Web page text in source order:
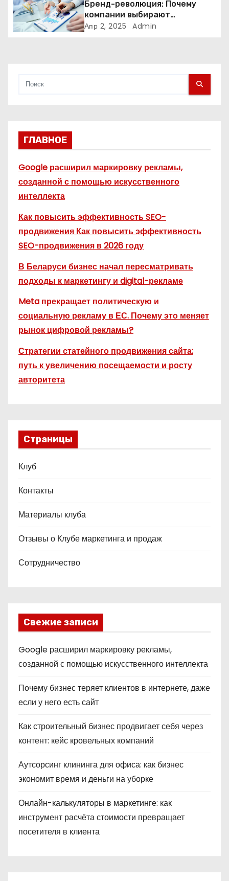
с
Бренд-революция: Почему
компании выбирают
адаптивные логотипы?
Апр 2, 2025 Admin
ГЛАВНОЕ
Google расширил маркировку рекламы,
созданной с помощью искусственного
интеллекта
Как повысить эффективность SEO-
продвижения Как повысить эффективность
SEO-продвижения в 2026 году
В Беларуси бизнес начал пересматривать
подходы к маркетингу и digital-рекламе
Meta прекращает политическую и
социальную рекламу в ЕС. Почему это меняет
рынок цифровой рекламы?
Стратегии статейного продвижения сайта:
путь к увеличению посещаемости и росту
авторитета
Страницы
Клуб
Контакты
Материалы клуба
Отзывы о Клубе маркетинга и продаж
Сотрудничество
Свежие записи
Google расширил маркировку рекламы,
созданной с помощью искусственного интеллекта
Почему бизнес теряет клиентов в интернете, даже
если у него есть сайт
Как строительный бизнес продвигает себя через
контент: кейс кровельных компаний
Аутсорсинг клининга для офиса: как бизнес
экономит время и деньги на уборке
Онлайн-калькуляторы в маркетинге: как
инструмент расчёта стоимости превращает
посетителя в клиента